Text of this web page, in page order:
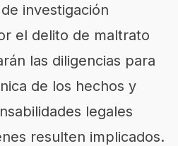
investigación
el delito de maltrato
las diligencias para
de los hechos y
legales
resulten implicados.